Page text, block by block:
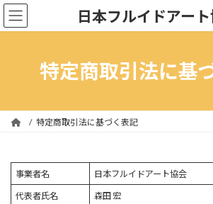
コ
ン
テ
ナ
ビ
ゲ
日本フルイドアー
特定商取引法に基
特定商取引法に基づく表記
事業者名 日本フルイドアート協会
代表者氏名 森田 宏